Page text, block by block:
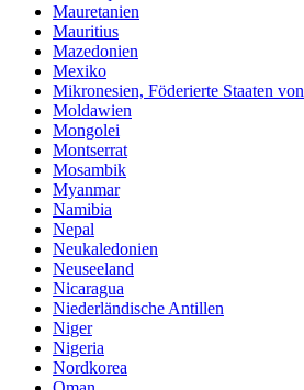
Mauretanien
Mauritius
Mazedonien
Mexiko
Mikronesien, Föderierte Staaten von
Moldawien
Mongolei
Montserrat
Mosambik
Myanmar
Namibia
Nepal
Neukaledonien
Neuseeland
Nicaragua
Niederländische Antillen
Niger
Nigeria
Nordkorea